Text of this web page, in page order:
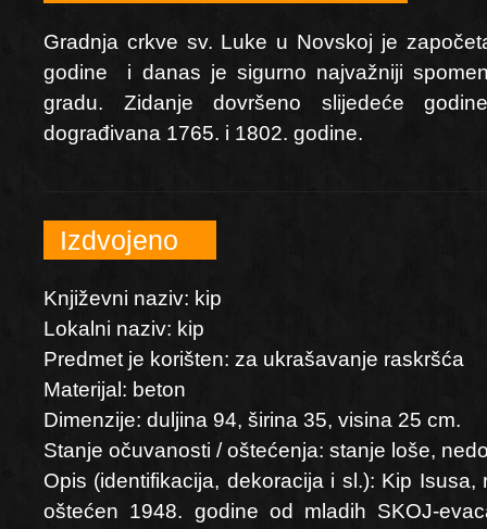
Gradnja crkve sv. Luke u Novskoj je
godine i danas je sigurno najvažniji
gradu. Zidanje dovršeno slijedeće
dograđivana 1765. i 1802. godine.
Izdvojeno
Književni naziv: kip
Lokalni naziv: kip
Predmet je korišten: za ukrašavanje raskršća
Materijal: beton
Dimenzije: duljina 94, širina 35, visina 25 cm.
Stanje očuvanosti / oštećenja: stanje loše,
Opis (identifikacija, dekoracija i sl.): Kip Isusa,
oštećen 1948. godine od mladih SKOJ-